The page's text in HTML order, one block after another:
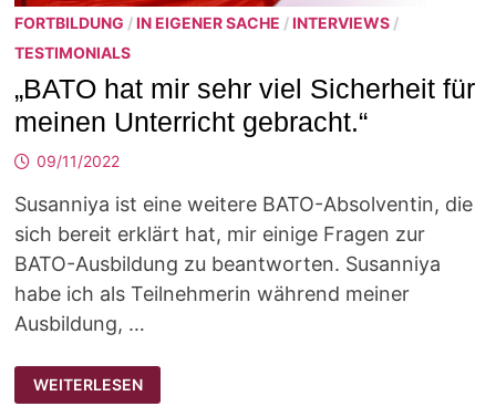
FORTBILDUNG /IN EIGENER SACHE /INTERVIEWS/
TESTIMONIALS
„BATO hat mir sehr viel Sicherheit für
meinen Unterricht gebracht.“
09/11/2022
Susanniya ist eine weitere BATO-Absolventin, die
sich bereit erklärt hat, mir einige Fragen zur
BATO-Ausbildung zu beantworten. Susanniya
habe ich als Teilnehmerin während meiner
Ausbildung, …
„BATO
HAT
MIR
WEITERLESEN